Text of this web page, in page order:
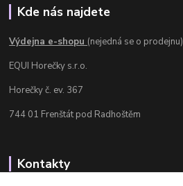
Kde nás najdete
Výdejna e-shopu (nejedná se o prodejnu)
EQUI Horečky s.r.o.
Horečky č. ev. 367
744 01 Frenštát pod Radhoštěm
Kontakty